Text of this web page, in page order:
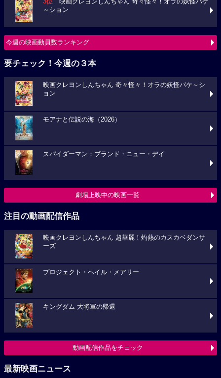
～ション
今週の映画動員数ランキング
要チェック！今週の３本
映画クレヨンしんちゃん 奇々怪々！オラの妖怪バケ～シ
ョン
モアナと伝説の海（2026）
スパイダーマン：ブランド・ニュー・デイ
劇場上映中の映画一覧
注目の動画配信作品
映画クレヨンしんちゃん 超華麗！灼熱のカスカベダンサ
ーズ
プロジェクト・ヘイル・メアリー
キングダム 大将軍の帰還
動画配信作品をチェック
最新映画ニュース